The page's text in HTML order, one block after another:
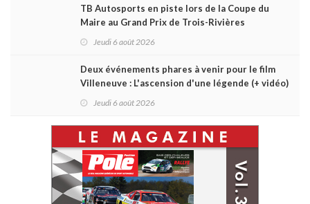
TB Autosports en piste lors de la Coupe du
Maire au Grand Prix de Trois-Rivières
Jeudi 6 août 2026
Deux événements phares à venir pour le film
Villeneuve : L'ascension d'une légende (+ vidéo)
Jeudi 6 août 2026